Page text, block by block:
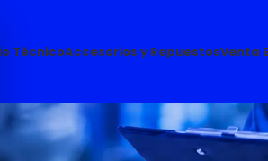
TécnicoAccesorios y RepuestosVenta